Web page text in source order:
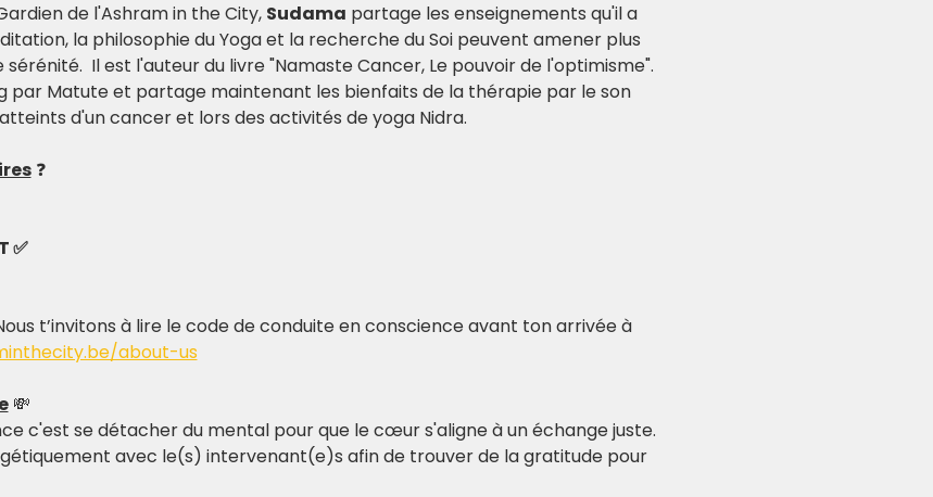
de l'Ashram in the City, Sudama partage les enseignements qu'il a
la philosophie du Yoga et la recherche du Soi peuvent amener plus
Il est l'auteur du livre "Namaste Cancer, Le pouvoir de l'optimisme".
par Matute et partage maintenant les bienfaits de la thérapie par le son
d'un cancer et lors des activités de yoga Nidra.
❓
✅
t’invitons à lire le code de conduite en conscience avant ton arrivée à
about-us
💸
c'est se détacher du mental pour que le cœur s'aligne à un échange juste.
avec le(s) intervenant(e)s afin de trouver de la gratitude pour